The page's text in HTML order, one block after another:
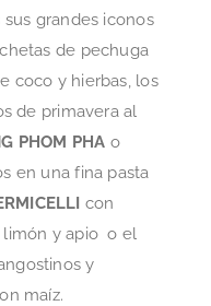
grandes iconos
de pechuga
coco y hierbas, los
de primavera al
PHOM PHA o
en una fina pasta
con
limón y apio o el
y
maíz.